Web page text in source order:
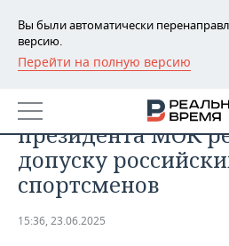
Вы были автоматически
версию.
Перейти на полную версию
РЕГИОНЫ
БАШКОРТОСТАН
ТАТАРСТАН
УДМУРТИЯ
НОВОСТИ
АНАЛИТИКА
НОВОСТИ АНАЛИТИКИ
ДЕКЛАРАЦИИ О ДОХОДАХ
ЭКОНОМИКА
НОВОСТИ ЭКОНОМИКИ
ПРОМЫШЛЕННОСТЬ
Тарасова ждет от
президента МОК
допуску
спортсменов
15:36, 23.06.2025